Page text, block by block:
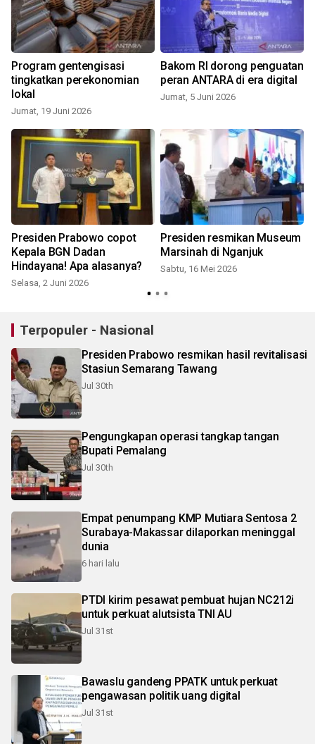
Program gentengisasi
tingkatkan perekonomian
lokal
Jumat, 19 Juni 2026
Bakom RI dorong penguatan
peran ANTARA di era digital
Jumat, 5 Juni 2026
Presiden Prabowo copot
Kepala BGN Dadan
Hindayana! Apa alasanya?
Selasa, 2 Juni 2026
Presiden resmikan Museum
Marsinah di Nganjuk
Sabtu, 16 Mei 2026
Terpopuler - Nasional
Presiden Prabowo resmikan hasil revitalisasi
Stasiun Semarang Tawang
Jul 30th
Pengungkapan operasi tangkap tangan
Bupati Pemalang
Jul 30th
Empat penumpang KMP Mutiara Sentosa 2
Surabaya-Makassar dilaporkan meninggal
dunia
6 hari lalu
PTDI kirim pesawat pembuat hujan NC212i
untuk perkuat alutsista TNI AU
Jul 31st
Bawaslu gandeng PPATK untuk perkuat
pengawasan politik uang digital
Jul 31st